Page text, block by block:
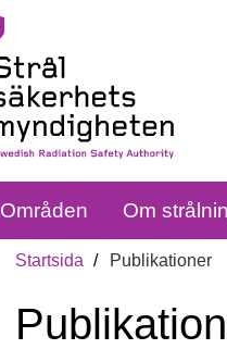
Områden Om
Startsida Publikationer